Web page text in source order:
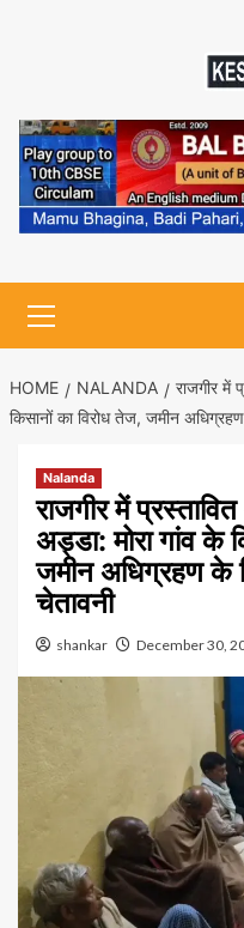
Menu
HOME NALANDA
राजगीर में
किसानों का विरोध तेज, जमीन
Nalanda
राजगीर में
अड्डा: मोरा गांव के
जमीन अधिग्रहण के
चेतावनी
shankar December 30,